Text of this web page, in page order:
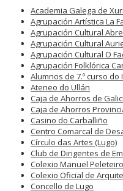
Academia Galega de
Agrupación Artística La
Agrupación Cultural
Agrupación Cultural
Agrupación Cultural O
Agrupación Folklórica
Alumnos de 7.º curso
Ateneo do Ullán
Caja de Ahorros de
Caja de Ahorros
Casino do Carballiño
Centro Comarcal de
Círculo das Artes (Lugo)
Club de Dirigentes de
Colexio Manuel
Colexio Oficial de
Concello de Lugo